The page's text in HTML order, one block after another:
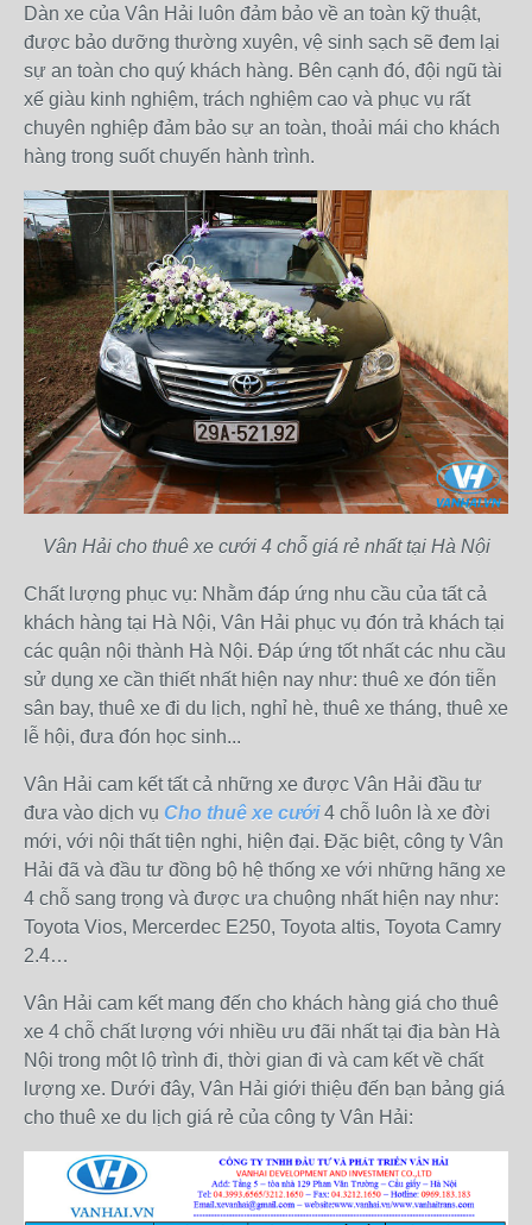
Dàn xe của Vân Hải luôn đảm bảo về an toàn kỹ thuật,
được bảo dưỡng thường xuyên, vệ sinh sạch sẽ đem lại
sự an toàn cho quý khách hàng. Bên cạnh đó, đội ngũ tài
xế giàu kinh nghiệm, trách nghiệm cao và phục vụ rất
chuyên nghiệp đảm bảo sự an toàn, thoải mái cho khách
hàng trong suốt chuyến hành trình.
Vân Hải cho thuê xe cưới 4 chỗ giá rẻ nhất tại Hà Nội
Chất lượng phục vụ: Nhằm đáp ứng nhu cầu của tất cả
khách hàng tại Hà Nội, Vân Hải phục vụ đón trả khách tại
các quận nội thành Hà Nội. Đáp ứng tốt nhất các nhu cầu
sử dụng xe cần thiết nhất hiện nay như: thuê xe đón tiễn
sân bay, thuê xe đi du lịch, nghỉ hè, thuê xe tháng, thuê xe
lễ hội, đưa đón học sinh...
Vân Hải cam kết tất cả những xe được Vân Hải đầu tư
đưa vào dịch vụ Cho thuê xe cưới4 chỗ luôn là xe đời
mới, với nội thất tiện nghi, hiện đại. Đặc biệt, công ty Vân
Hải đã và đầu tư đồng bộ hệ thống xe với những hãng xe
4 chỗ sang trọng và được ưa chuộng nhất hiện nay như:
Toyota Vios, Mercerdec E250, Toyota altis, Toyota Camry
2.4…
Vân Hải cam kết mang đến cho khách hàng giá cho thuê
xe 4 chỗ chất lượng với nhiều ưu đãi nhất tại địa bàn Hà
Nội trong một lộ trình đi, thời gian đi và cam kết về chất
lượng xe. Dưới đây, Vân Hải giới thiệu đến bạn bảng giá
cho thuê xe du lịch giá rẻ của công ty Vân Hải: